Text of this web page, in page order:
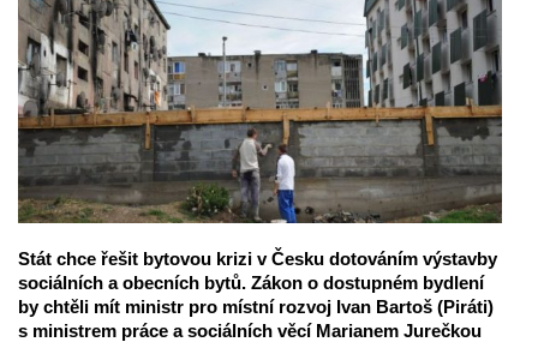
Stát chce řešit bytovou krizi v Česku dotováním výstavby
sociálních a obecních bytů. Zákon o dostupném bydlení
by chtěli mít ministr pro místní rozvoj Ivan Bartoš (Piráti)
s ministrem práce a sociálních věcí Marianem Jurečkou